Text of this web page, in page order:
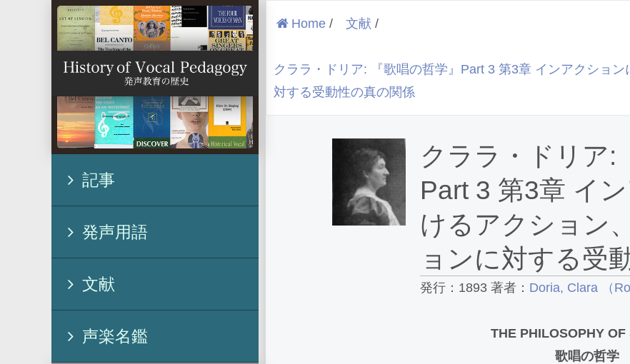
記事
発声用語
文献
声楽名鑑
Home / 文献 /
クララ・ドリア: 『歌唱の哲学』Part 3 第3章 インアクショ
対する受動性の真の関係
クララ・ドリア:
Part 3 第3章 イ
けるアクション
ョンに対する受
発行：1893 著者： Doria, Clara （
THE PHILOSOPHY OF
歌唱の哲学